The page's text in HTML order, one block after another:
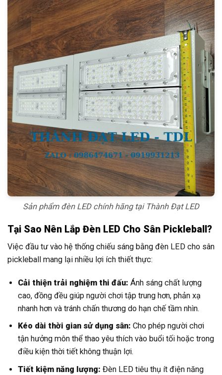
Sản phẩm đèn LED chính hãng tại Thành Đạt LED
Tại Sao Nên Lắp Đèn LED Cho Sân Pickleball?
Việc đầu tư vào hệ thống chiếu sáng bằng đèn LED cho sân
pickleball mang lại nhiều lợi ích thiết thực:
Cải thiện trải nghiệm thi đấu: Ánh sáng chất lượng
cao, đồng đều giúp người chơi tập trung hơn, phản xạ
nhanh hơn và tránh chấn thương do hạn chế tầm nhìn.
Kéo dài thời gian sử dụng sân: Cho phép người chơi
tận hưởng môn thể thao yêu thích vào buổi tối hoặc trong
điều kiện thời tiết không thuận lợi.
Tiết kiệm năng lượng: Đèn LED tiêu thụ ít điện năng